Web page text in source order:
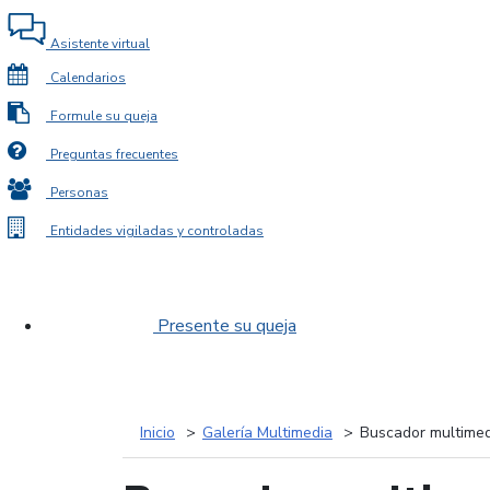
Asistente virtual
Calendarios
Formule su queja
Preguntas frecuentes
Personas
Entidades vigiladas y controladas
Presente su queja
Inicio Galería Multimedia Buscador